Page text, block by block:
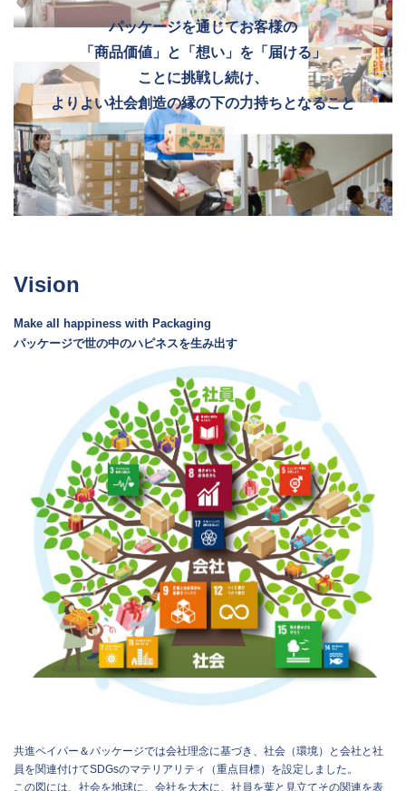
パッケージを通じてお客様の
「商品価値」と「想い」を「届ける」
ことに挑戦し続け、
よりよい社会創造の縁の下の力持ちとなること
Vision
Make all happiness with Packaging
パッケージで世の中のハピネスを生み出す
共進ペイパー＆パッケージでは会社理念に基づき、社会（環境）と会社と社
員を関連付けてSDGsのマテリアリティ（重点目標）を設定しました。
この図には、社会を地球に、会社を大木に、社員を葉と見立てその関連を表